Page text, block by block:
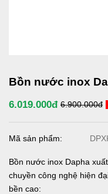
Bồn nước inox
6.019.000đ 6.900.000đ
Mã sản phẩm:
Bồn nước inox Dapha
chuyền công nghệ hiện
bền cao: